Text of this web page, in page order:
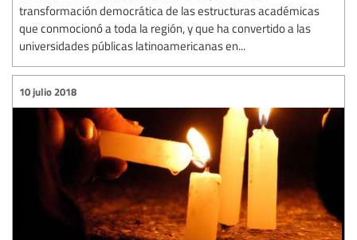
transformación democrática de las estructuras académicas
que conmocionó a toda la región, y que ha convertido a las
universidades públicas latinoamericanas en...
10 julio 2018